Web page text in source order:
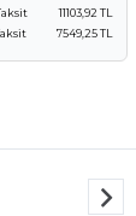
11103,92 TL
7549,25 TL